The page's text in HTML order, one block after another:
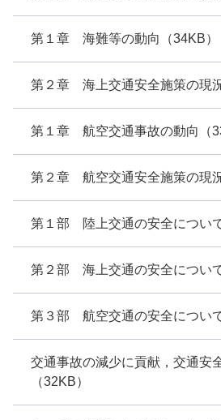
第１章 海難等の動向（34KB）
第２章 海上交通安全施策の現
第１章 航空交通事故の動向（
第２章 航空交通安全施策の現
第１部 陸上交通の安全につい
第２部 海上交通の安全につい
第３部 航空交通の安全につい
交通事故の減少に貢献，交通安
（32KB）